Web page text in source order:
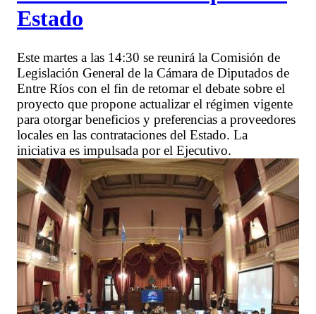
Estado
Este martes a las 14:30 se reunirá la Comisión de
Legislación General de la Cámara de Diputados de
Entre Ríos con el fin de retomar el debate sobre el
proyecto que propone actualizar el régimen vigente
para otorgar beneficios y preferencias a proveedores
locales en las contrataciones del Estado. La
iniciativa es impulsada por el Ejecutivo.